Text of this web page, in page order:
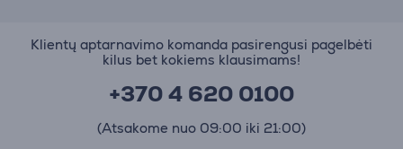
Klientų aptarnavimo komanda pasirengusi pagelbėti
kilus bet kokiems klausimams!
+370 4 620 0100
(Atsakome nuo 09:00 iki 21:00)